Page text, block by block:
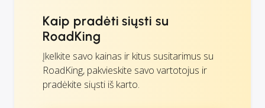
Kaip pradėti siųsti su
RoadKing
Įkelkite savo kainas ir kitus susitarimus su
RoadKing, pakvieskite savo vartotojus ir
pradėkite siųsti iš karto.